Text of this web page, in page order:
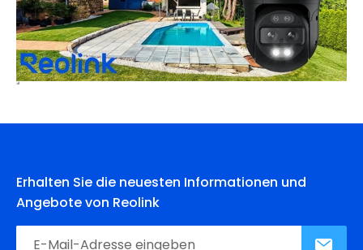
Erhalten Sie die neuesten Informationen und
Angebote von Reolink